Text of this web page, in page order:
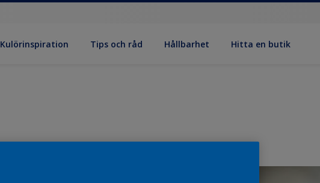
Kulörinspiration Tips och råd Hållbarhet Hitta en butik